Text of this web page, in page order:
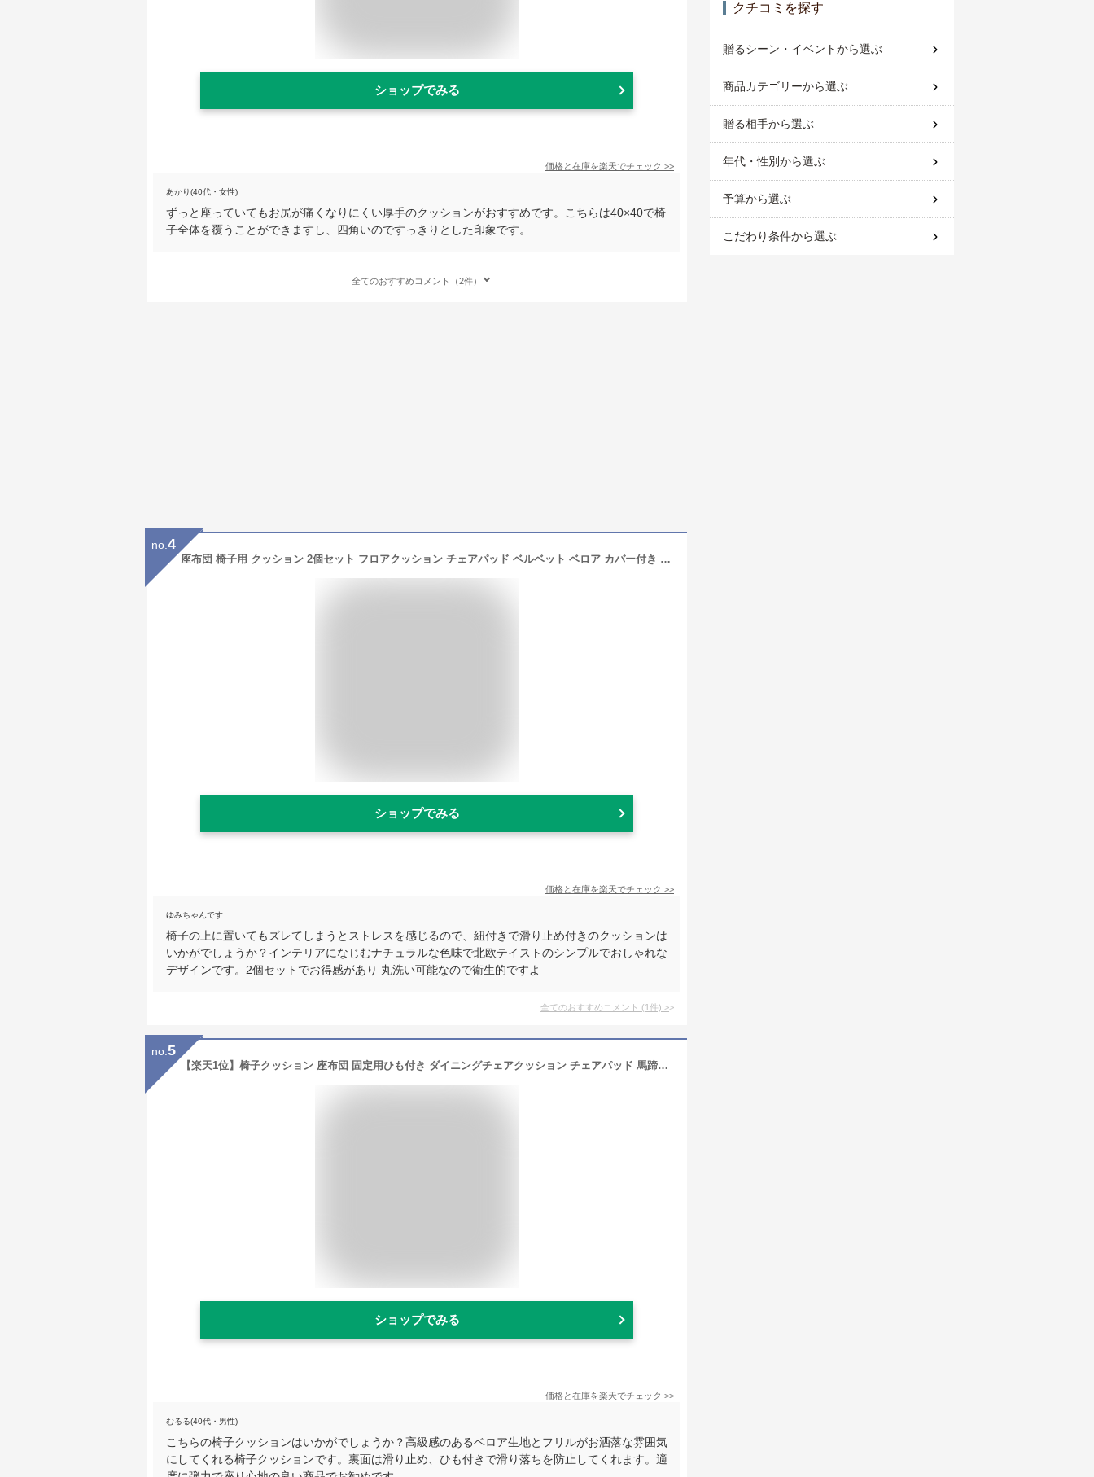
ショップでみる
価格と在庫を楽天でチェック >>
あかり(40代・女性)
ずっと座っていてもお尻が痛くなりにくい厚手のクッションがおすすめです。こちらは40×40で椅
子全体を覆うことができますし、四角いのですっきりとした印象です。
全てのおすすめコメント（2件）
no. 4
座布団 椅子用 クッション 2個セット フロアクッション チェアパッド ベルベット ベロア カバー付き 風合いドビー チェアクッション オフィスチェアー すべり止め 和室 丸洗い ナチュラル 北欧 シンプル 大判 在宅ワーク
ショップでみる
価格と在庫を楽天でチェック >>
ゆみちゃんです
椅子の上に置いてもズレてしまうとストレスを感じるので、紐付きで滑り止め付きのクッションは
いかがでしょうか？インテリアになじむナチュラルな色味で北欧テイストのシンプルでおしゃれな
デザインです。2個セットでお得感があり 丸洗い可能なので衛生的ですよ
全てのおすすめコメント (1件) >
no. 5
【楽天1位】椅子クッション 座布団 固定用ひも付き ダイニングチェアクッション チェアパッド 馬蹄形 取り外し可能 洗える すべり止め オシャレ ベルベット生地 インテリア 座布団 椅子用 座面 座蒲団 紐付き 引っ越し 北欧 洗える 長時間疲れない【ra77826】
ショップでみる
価格と在庫を楽天でチェック >>
むるる(40代・男性)
こちらの椅子クッションはいかがでしょうか？高級感のあるベロア生地とフリルがお洒落な雰囲気
にしてくれる椅子クッションです。裏面は滑り止め、ひも付きで滑り落ちを防止してくれます。適
クチコミを探す
贈るシーン・イベントから選ぶ
商品カテゴリーから選ぶ
贈る相手から選ぶ
年代・性別から選ぶ
予算から選ぶ
こだわり条件から選ぶ